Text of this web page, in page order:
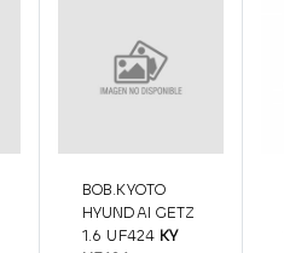
BOB.KYOTO
HYUNDAI GETZ
1.6 UF424 KY